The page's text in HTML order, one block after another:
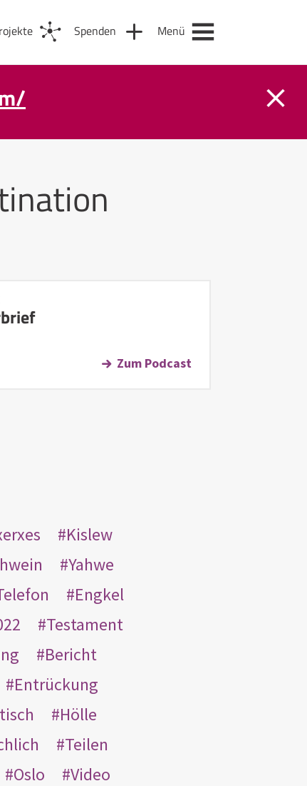
Spenden Menü
Zum Podcast
Kislew
Yahwe
Engkel
Testament
Bericht
Entrückung
Hölle
Teilen
Oslo
Video